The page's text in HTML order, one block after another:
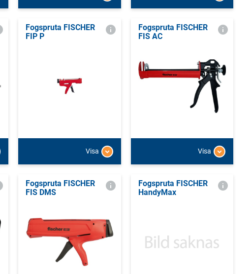
Fogspruta FISCHER
FIP P
Visa
Fogspruta FISCHER
FIS AC
Visa
Fogspruta FISCHER
FIS DMS
Fogspruta FISCHER
HandyMax